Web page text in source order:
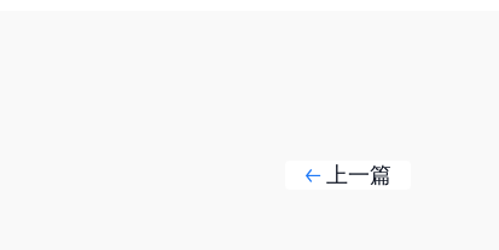
上一篇